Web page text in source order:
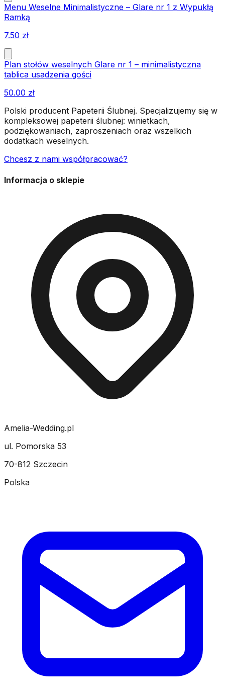
Menu Weselne Minimalistyczne – Glare nr 1 z Wypukłą
Ramką
7.50 zł
Plan stołów weselnych Glare nr 1 – minimalistyczna
tablica usadzenia gości
50.00 zł
Polski producent Papeterii Ślubnej. Specjalizujemy się w
kompleksowej papeterii ślubnej: winietkach,
podziękowaniach, zaproszeniach oraz wszelkich
dodatkach weselnych.
Chcesz z nami współpracować?
Informacja o sklepie
Amelia-Wedding.pl
ul. Pomorska 53
70-812 Szczecin
Polska